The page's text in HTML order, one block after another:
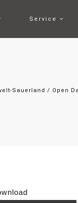
Service
Sauerland / Open